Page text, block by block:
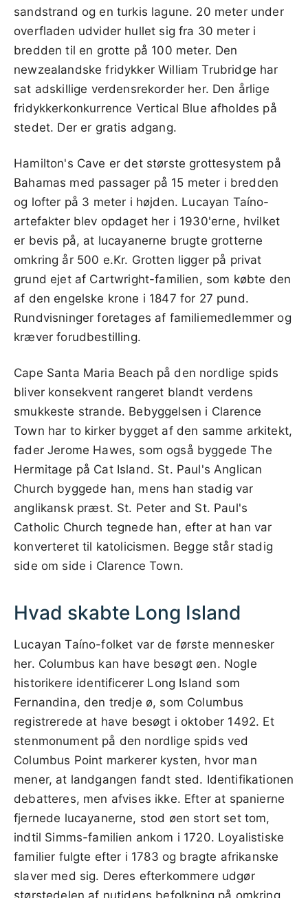
sandstrand og en turkis lagune. 20 meter under
overfladen udvider hullet sig fra 30 meter i
bredden til en grotte på 100 meter. Den
newzealandske fridykker William Trubridge har
sat adskillige verdensrekorder her. Den årlige
fridykkerkonkurrence Vertical Blue afholdes på
stedet. Der er gratis adgang.
Hamilton's Cave er det største grottesystem på
Bahamas med passager på 15 meter i bredden
og lofter på 3 meter i højden. Lucayan Taíno-
artefakter blev opdaget her i 1930'erne, hvilket
er bevis på, at lucayanerne brugte grotterne
omkring år 500 e.Kr. Grotten ligger på privat
grund ejet af Cartwright-familien, som købte den
af den engelske krone i 1847 for 27 pund.
Rundvisninger foretages af familiemedlemmer og
kræver forudbestilling.
Cape Santa Maria Beach på den nordlige spids
bliver konsekvent rangeret blandt verdens
smukkeste strande. Bebyggelsen i Clarence
Town har to kirker bygget af den samme arkitekt,
fader Jerome Hawes, som også byggede The
Hermitage på Cat Island. St. Paul's Anglican
Church byggede han, mens han stadig var
anglikansk præst. St. Peter and St. Paul's
Catholic Church tegnede han, efter at han var
konverteret til katolicismen. Begge står stadig
side om side i Clarence Town.
Hvad skabte Long Island
Lucayan Taíno-folket var de første mennesker
her. Columbus kan have besøgt øen. Nogle
historikere identificerer Long Island som
Fernandina, den tredje ø, som Columbus
registrerede at have besøgt i oktober 1492. Et
stenmonument på den nordlige spids ved
Columbus Point markerer kysten, hvor man
mener, at landgangen fandt sted. Identifikationen
debatteres, men afvises ikke. Efter at spanierne
fjernede lucayanerne, stod øen stort set tom,
indtil Simms-familien ankom i 1720. Loyalistiske
familier fulgte efter i 1783 og bragte afrikanske
slaver med sig. Deres efterkommere udgør
størstedelen af nutidens befolkning på omkring